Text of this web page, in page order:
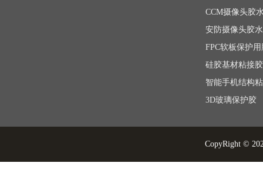
CCM摄像头胶
安防摄像头胶
3D玻璃保护胶
CopyRight ©